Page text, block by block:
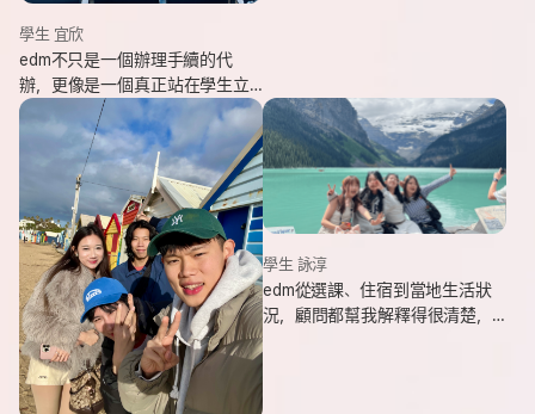
學生 宜欣
edm不只是一個辦理手續的代
辦，更像是一個真正站在學生立
場、陪伴並支持你完成留遊學夢
想的夥伴。這也是我會想推薦
edm的原因。
學生 詠淳
edm從選課、住宿到當地生活狀
況，顧問都幫我解釋得很清楚，